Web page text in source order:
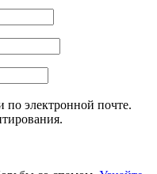
по электронной почте.